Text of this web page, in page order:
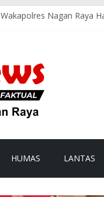
Wakapolres Nagan Raya
Polsek Kuala Polres
HUMAS LANTAS